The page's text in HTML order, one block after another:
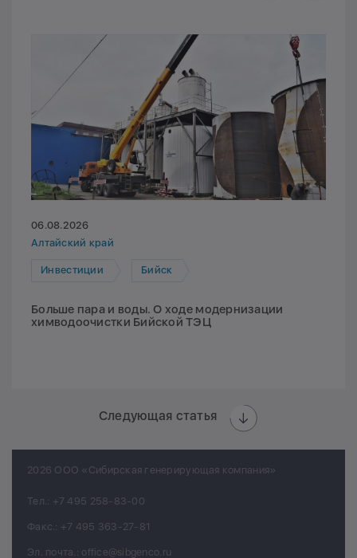
06.08.2026
Алтайский край
Инвестиции Бийск
Больше пара и воды. О ходе модернизации
химводоочистки Бийской ТЭЦ
Следующая статья
2026 ООО «Сибирская генерирующая компания»
Тел.: +7 495 258-83-00
Факс.: +7 495 363-27-81
Эл. почта.: office@sibgenco.ru